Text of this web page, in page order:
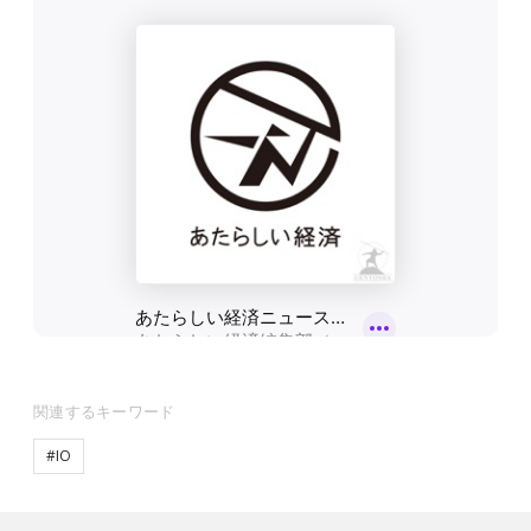
関連するキーワード
#IO